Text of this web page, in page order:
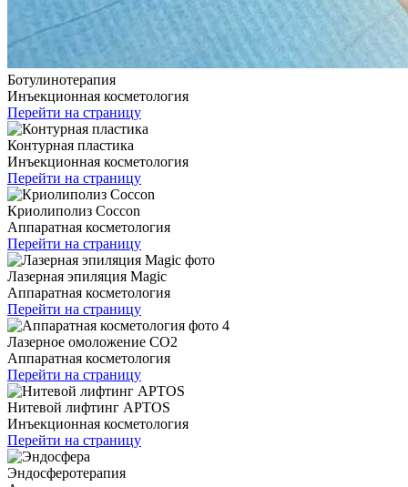
Ботулинотерапия
Инъекционная косметология
Перейти на страницу
Контурная пластика
Инъекционная косметология
Перейти на страницу
Криолиполиз Coccon
Аппаратная косметология
Перейти на страницу
Лазерная эпиляция Magic
Аппаратная косметология
Перейти на страницу
Лазерное омоложение CO2
Аппаратная косметология
Перейти на страницу
Нитевой лифтинг APTOS
Инъекционная косметология
Перейти на страницу
Эндосферотерапия